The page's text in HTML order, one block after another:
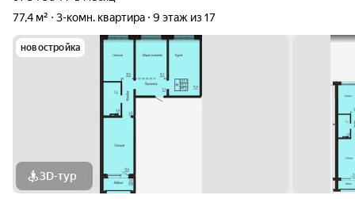
77,4 м²
3-комн. квартира 9 этаж из 17
новостройка
3D-тур